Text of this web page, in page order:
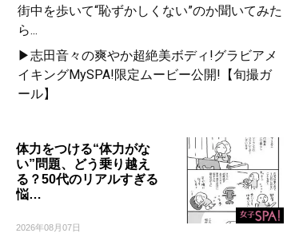
街中を歩いて“恥ずかしくない”のか聞いてみた
ら...
▶志田音々の爽やか超絶美ボディ!グラビアメ
イキングMySPA!限定ムービー公開!【旬撮ガ
ール】
体力をつける“体力がな
い”問題、どう乗り越え
る？50代のリアルすぎる
悩…
2026年08月07日